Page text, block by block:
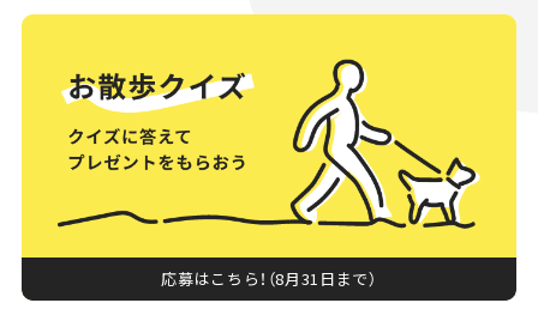
応募はこちら！（8月31日まで）